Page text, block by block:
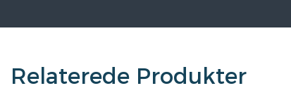
Relaterede Produkter